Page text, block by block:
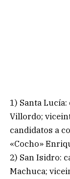
1) Santa
Villordo;
candidatos a
«Cocho»
2) San Isidro:
Machuca;